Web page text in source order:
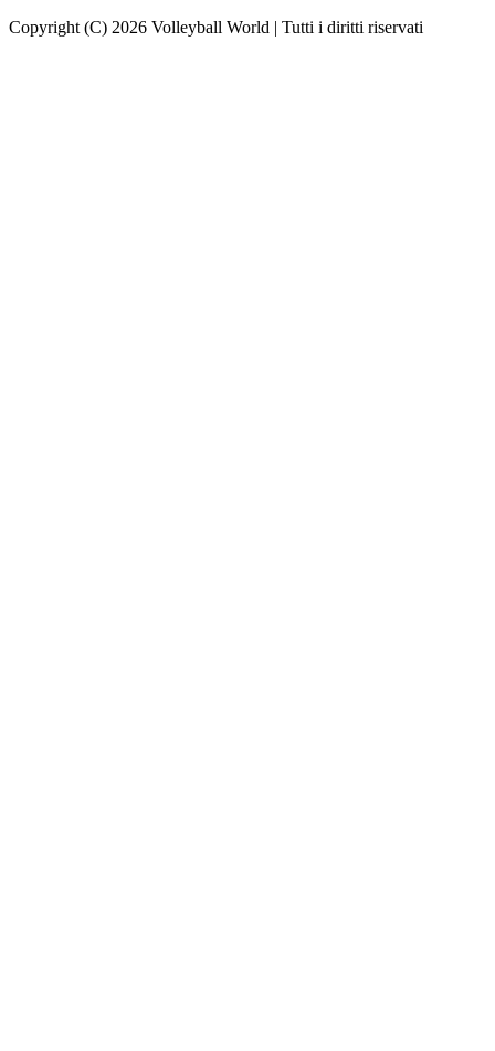
Copyright (C) 2026 Volleyball World | Tutti i diritti riservati